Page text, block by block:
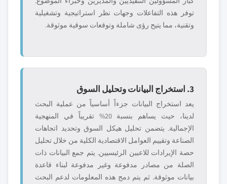
توفر هذه التفاعلات وجهات نظر استراتيجية وتشغيلية
وتقنية، مما يتيح رؤى شاملة وتوقعات سوقية موثوقة.
3. استخراج البيانات وتحليل السوق
يعد استخراج البيانات جزءاً أساسياً من عملية البحث
لدينا، حيث يساهم بنسبة 20% تقريباً في المنهجية
الإجمالية. يتضمن تحليل هيكل السوق وتحديد اتجاهات
الصناعة وتقييم العوامل الاقتصادية الكلية من خلال تحليل
حصة الإيرادات للاعبين الرئيسيين. يتم جمع البيانات ذات
الصلة من مصادر مدفوعة وغير مدفوعة لبناء قاعدة
بيانات موثوقة. ثم يتم دمج هذه المعلومات لدعم البحث